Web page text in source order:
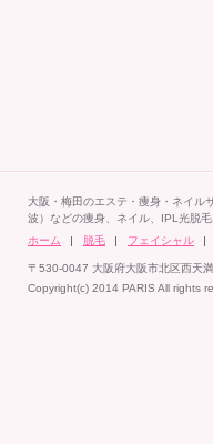
大阪・梅田のエステ・痩身・ネイル
波）などの痩身、ネイル、IPL光脱
ホーム
脱毛 フェイシャル
〒530-0047 大阪府大阪市北区西天
Copyright(c) 2014 PARIS All rights